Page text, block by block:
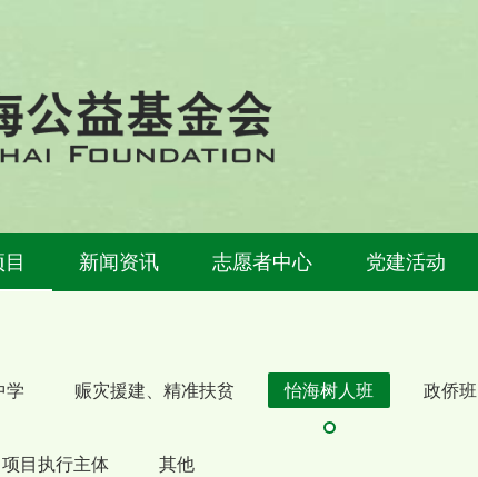
新闻资讯 志愿者中心 党建活动
学 赈灾援建、精准扶贫 怡海树人班 政侨班
项目执行主体 其他